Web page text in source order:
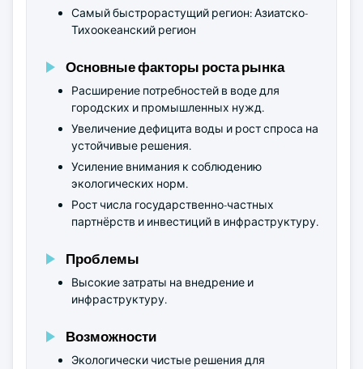
Самый быстрорастущий регион: Азиатско-
Тихоокеанский регион
Основные факторы роста рынка
Расширение потребностей в воде для
городских и промышленных нужд.
Увеличение дефицита воды и рост спроса на
устойчивые решения.
Усиление внимания к соблюдению
экологических норм.
Рост числа государственно-частных
партнёрств и инвестиций в инфраструктуру.
Проблемы
Высокие затраты на внедрение и
инфраструктуру.
Возможности
Экологически чистые решения для